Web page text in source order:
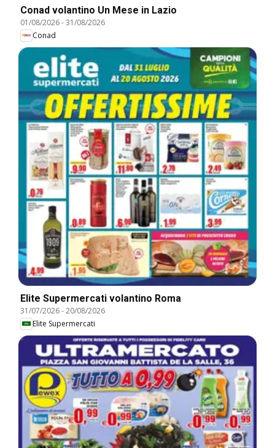
Conad volantino Un Mese in Lazio
01/08/2026-31/08/2026
Conad
Elite Supermercati volantino Roma
31/07/2026-20/08/2026
Elite Supermercati